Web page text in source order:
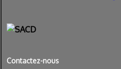
Contactez-nous